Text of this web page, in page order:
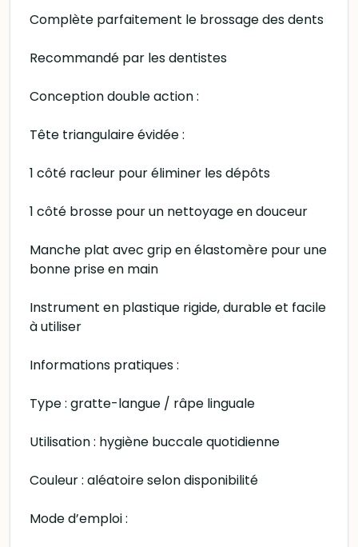
Complète parfaitement le brossage des dents
Recommandé par les dentistes
Conception double action :
Tête triangulaire évidée :
1 côté racleur pour éliminer les dépôts
1 côté brosse pour un nettoyage en douceur
Manche plat avec grip en élastomère pour une
bonne prise en main
Instrument en plastique rigide, durable et facile
à utiliser
Informations pratiques :
Type : gratte-langue / râpe linguale
Utilisation : hygiène buccale quotidienne
Couleur : aléatoire selon disponibilité
Mode d’emploi :